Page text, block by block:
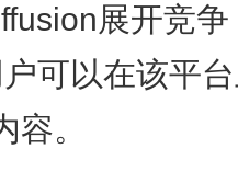
展开竞
可以在该平
。